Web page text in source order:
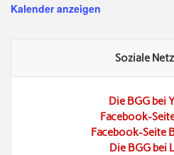
Kalender anzeigen
Soziale
Die BGG bei
Facebook-
Facebook-Seite
Die BGG bei